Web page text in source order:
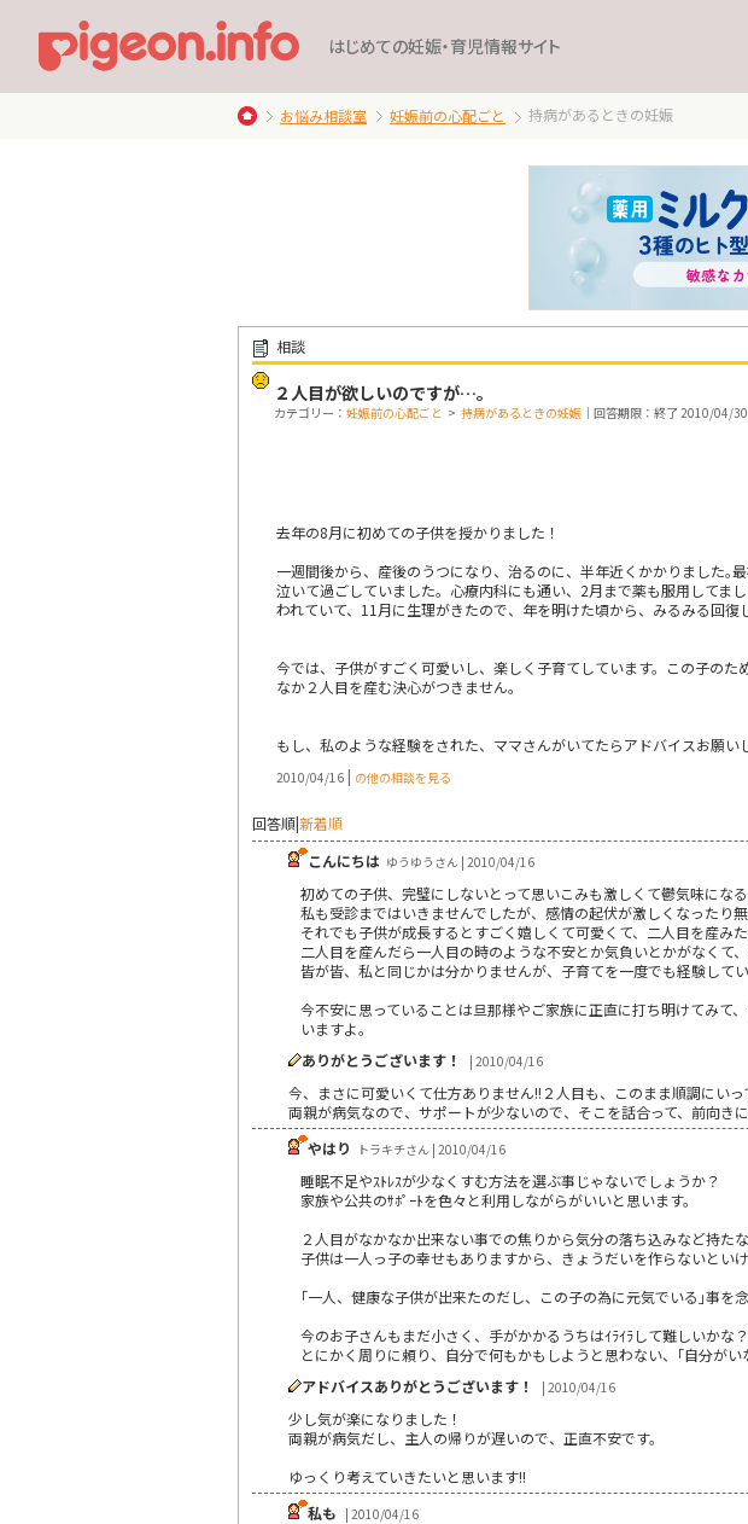
はじめての妊娠・育児情報サイト
お悩み相談室 妊娠前の心配ごと 持病があるときの妊娠
相談
２人目が欲しいのですが…。
カテゴリー： 妊娠前の心配ごと > 持病があるときの妊娠 ｜回答期限：終了 2010/04/
去年の8月に初めての子供を授かりました！
一週間後から、産後のうつになり、治るのに、半年近くかかりました｡
泣いて過ごしていました。心療内科にも通い、2月まで薬も服用してま
われていて、11月に生理がきたので、年を明けた頃から、みるみる回復
今では、子供がすごく可愛いし、楽しく子育てしています。この子の
なか２人目を産む決心がつきません。
もし、私のような経験をされた、ママさんがいてたらアドバイスお願
2010/04/16 | の他の相談を見る
回答順|新着順
こんにちは ゆうゆうさん | 2010/04/16
初めての子供、完璧にしないとって思いこみも激しくて鬱気味になる
私も受診まではいきませんでしたが、感情の起伏が激しくなったり
それでも子供が成長するとすごく嬉しくて可愛くて、二人目を産み
二人目を産んだら一人目の時のような不安とか気負いとかがなくて
皆が皆、私と同じかは分かりませんが、子育てを一度でも経験して
今不安に思っていることは旦那様やご家族に正直に打ち明けてみて
いますよ。
ありがとうございます！
| 2010/04/16
今、まさに可愛いくて仕方ありません!!２人目も、このまま順調にい
両親が病気なので、サポートが少ないので、そこを話合って、前向き
やはり
トラキチさん | 2010/04/16
睡眠不足やｽﾄﾚｽが少なくすむ方法を選ぶ事じゃないでしょうか？
家族や公共のｻﾎﾟｰﾄを色々と利用しながらがいいと思います。
２人目がなかなか出来ない事での焦りから気分の落ち込みなど持た
子供は一人っ子の幸せもありますから、きょうだいを作らないとい
｢一人、健康な子供が出来たのだし、この子の為に元気でいる｣事を
今のお子さんもまだ小さく、手がかかるうちはｲﾗｲﾗして難しいかな
とにかく周りに頼り、自分で何もかもしようと思わない、｢自分がい
アドバイスありがとうございます！
| 2010/04/16
少し気が楽になりました！
両親が病気だし、主人の帰りが遅いので、正直不安です。
ゆっくり考えていきたいと思います!!
私も | 2010/04/16